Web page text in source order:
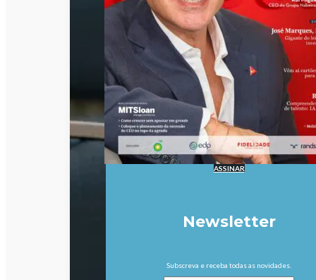
ASSINAR
Newsletter
Subscreva e receba todas as novidades.